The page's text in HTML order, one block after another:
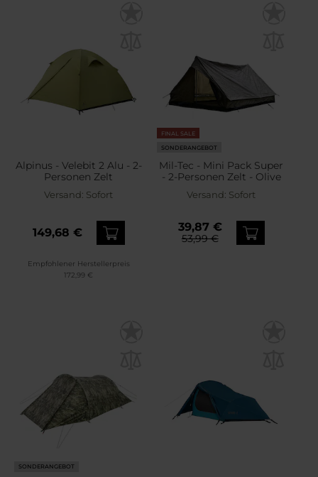
Alpinus - Velebit 2 Alu - 2-
Personen Zelt
Versand: Sofort
149,68 €
Empfohlener Herstellerpreis
172,99 €
FINAL SALE
SONDERANGEBOT
Mil-Tec - Mini Pack Super
- 2-Personen Zelt - Olive
Versand: Sofort
39,87 €
53,99 €
SONDERANGEBOT